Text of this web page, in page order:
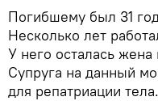
Погибшему был 31
Несколько лет
У него осталась
Супруга на данный
для репатриации тела.